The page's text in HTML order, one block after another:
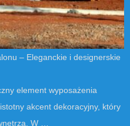
– Eleganckie i designerskie
element wyposażenia
akcent dekoracyjny, który
W …